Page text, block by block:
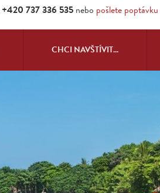
+420 737 336 535 nebo pošlete poptávku
CHCI NAVŠTÍVIT...